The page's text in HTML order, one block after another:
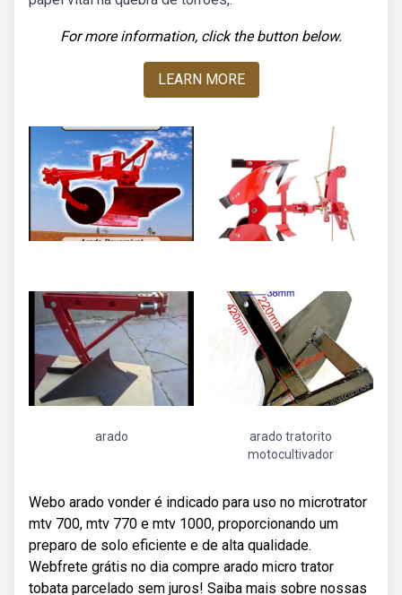
For more information, click the button below.
LEARN MORE
arado
arado tratorito
motocultivador
Webo arado vonder é indicado para uso no microtrator
mtv 700, mtv 770 e mtv 1000, proporcionando um
preparo de solo eficiente e de alta qualidade.
Webfrete grátis no dia compre arado micro trator
tobata parcelado sem juros! Saiba mais sobre nossas